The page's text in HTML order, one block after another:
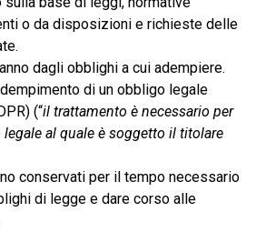
o da disposizioni e richieste delle
dagli obblighi a cui adempiere.
di un obbligo legale
(“il trattamento è necessario per
al quale è soggetto il titolare
conservati per il tempo necessario
di legge e dare corso alle